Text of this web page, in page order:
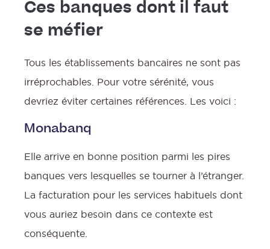
Ces banques dont il faut
se méfier
Tous les établissements bancaires ne sont pas
irréprochables. Pour votre sérénité, vous
devriez éviter certaines références. Les voici :
Monabanq
Elle arrive en bonne position parmi les pires
banques vers lesquelles se tourner à l’étranger.
La facturation pour les services habituels dont
vous auriez besoin dans ce contexte est
conséquente.